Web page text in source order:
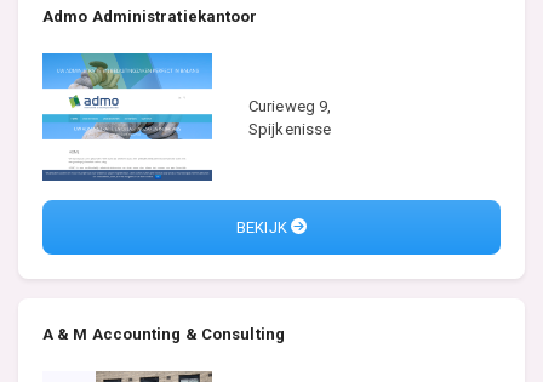
Admo Administratiekantoor
Curieweg 9,
Spijkenisse
BEKIJK
A & M Accounting & Consulting